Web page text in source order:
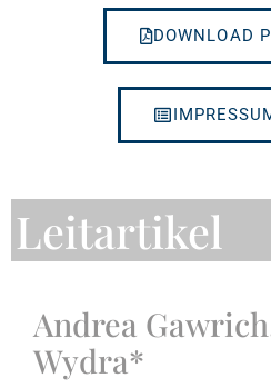
DOWNLOAD
Leitartikel
Andrea
Wydra*